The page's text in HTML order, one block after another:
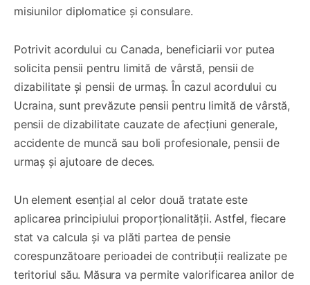
misiunilor diplomatice și consulare.
Potrivit acordului cu Canada, beneficiarii vor putea
solicita pensii pentru limită de vârstă, pensii de
dizabilitate și pensii de urmaș. În cazul acordului cu
Ucraina, sunt prevăzute pensii pentru limită de vârstă,
pensii de dizabilitate cauzate de afecțiuni generale,
accidente de muncă sau boli profesionale, pensii de
urmaș și ajutoare de deces.
Un element esențial al celor două tratate este
aplicarea principiului proporționalității. Astfel, fiecare
stat va calcula și va plăti partea de pensie
corespunzătoare perioadei de contribuții realizate pe
teritoriul său. Măsura va permite valorificarea anilor de